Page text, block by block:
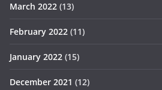
March 2022 (13)
February 2022 (11)
January 2022 (15)
December 2021 (12)